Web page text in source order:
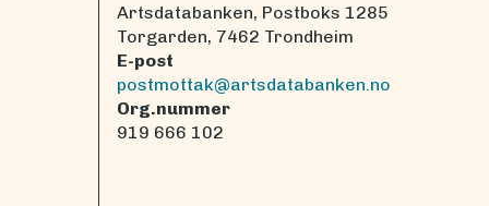
Artsdatabanken, Postboks 1285
Torgarden, 7462 Trondheim
E-post
postmottak@artsdatabanken.no
Org.nummer
919 666 102